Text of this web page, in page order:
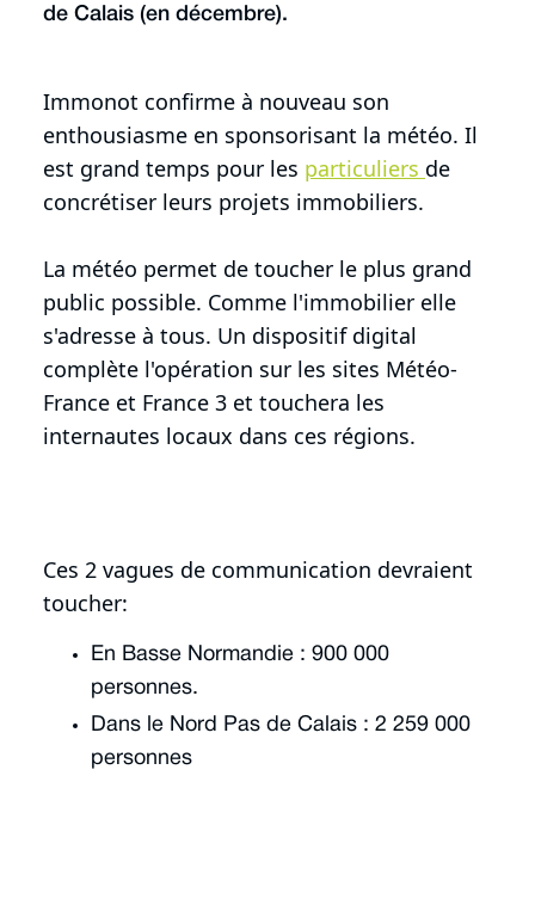
de Calais (en décembre).
Immonot confirme à nouveau son
enthousiasme en sponsorisant la météo. Il
est grand temps pour les particuliers de
concrétiser leurs projets immobiliers.
La météo permet de toucher le plus grand
public possible. Comme l'immobilier elle
s'adresse à tous. Un dispositif digital
complète l'opération sur les sites Météo-
France et France 3 et touchera les
internautes locaux dans ces régions.
Ces 2 vagues de communication devraient
toucher:
En Basse Normandie : 900 000
personnes.
Dans le Nord Pas de Calais : 2 259 000
personnes